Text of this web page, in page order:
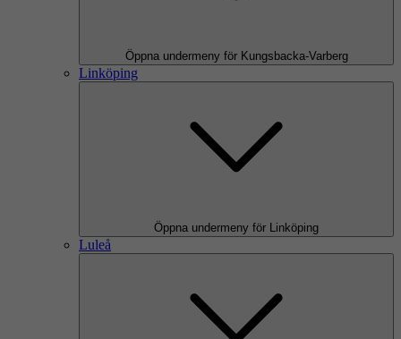
Öppna undermeny för Kungsbacka-Varberg
Linköping
Öppna undermeny för Linköping
Luleå